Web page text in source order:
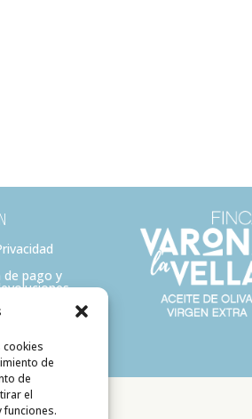
cookies
de
de
el
funciones.
de pago y